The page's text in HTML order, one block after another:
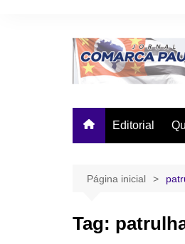
Editorial
Página inicial
Tag: